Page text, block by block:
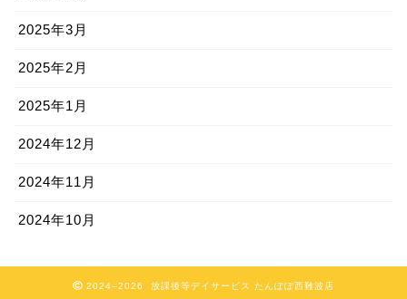
2025年3月
2025年2月
2025年1月
2024年12月
2024年11月
2024年10月
2024–2026 放課後等デイサービス たんぽぽ西難波店